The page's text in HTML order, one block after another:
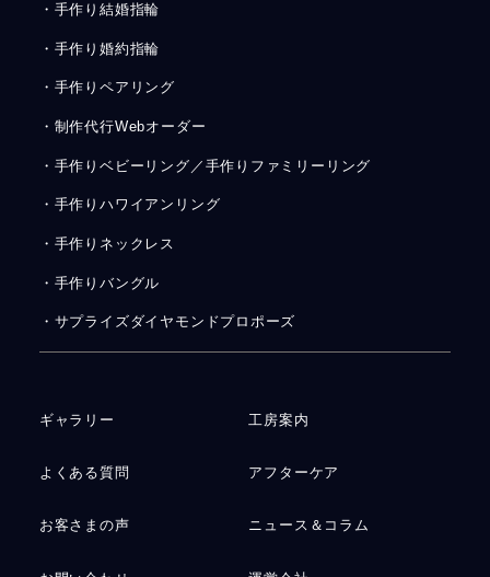
・手作り結婚指輪
・手作り婚約指輪
・手作りペアリング
・制作代行Webオーダー
・手作りベビーリング／手作りファミリーリング
・手作りハワイアンリング
・手作りネックレス
・手作りバングル
・サプライズダイヤモンドプロポーズ
ギャラリー 工房案内
よくある質問 アフターケア
お客さまの声 ニュース＆コラム